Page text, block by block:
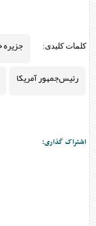
کلمات کلیدی:
رئیس‌جمهور آمریکا
اشتراک گذاری: